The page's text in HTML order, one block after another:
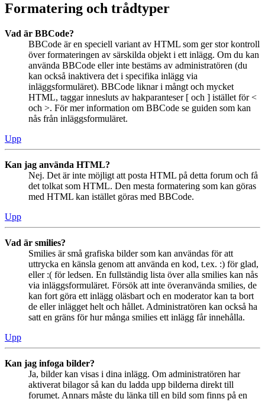
Formatering och trådtyper
Vad är BBCode?
BBCode är en speciell variant av HTML som ger stor kontroll
över formateringen av särskilda objekt i ett inlägg. Om du kan
använda BBCode eller inte bestäms av administratören (du
kan också inaktivera det i specifika inlägg via
inläggsformuläret). BBCode liknar i mångt och mycket
HTML, taggar innesluts av hakparanteser [ och ] istället för <
och >. För mer information om BBCode se guiden som kan
nås från inläggsformuläret.
Upp
Kan jag använda HTML?
Nej. Det är inte möjligt att posta HTML på detta forum och få
det tolkat som HTML. Den mesta formatering som kan göras
med HTML kan istället göras med BBCode.
Upp
Vad är smilies?
Smilies är små grafiska bilder som kan användas för att
uttrycka en känsla genom att använda en kod, t.ex. :) för glad,
eller :( för ledsen. En fullständig lista över alla smilies kan nås
via inläggsformuläret. Försök att inte överanvända smilies, de
kan fort göra ett inlägg oläsbart och en moderator kan ta bort
de eller inlägget helt och hållet. Administratören kan också ha
satt en gräns för hur många smilies ett inlägg får innehålla.
Upp
Kan jag infoga bilder?
Ja, bilder kan visas i dina inlägg. Om administratören har
aktiverat bilagor så kan du ladda upp bilderna direkt till
forumet. Annars måste du länka till en bild som finns på en